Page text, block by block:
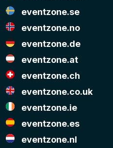
eventzone.se
eventzone.no
eventzone.de
eventzone.at
eventzone.ch
eventzone.co.uk
eventzone.ie
eventzone.es
eventzone.nl